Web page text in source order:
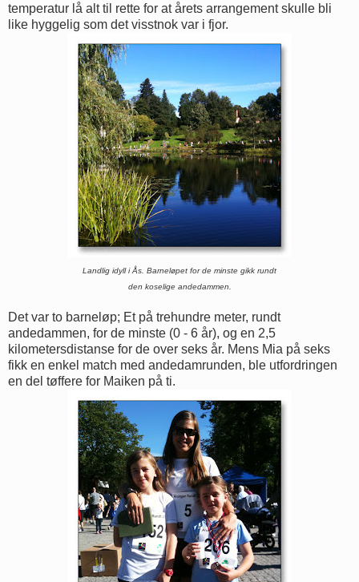
temperatur lå alt til rette for at årets arrangement skulle bli
like hyggelig som det visstnok var i fjor.
Landlig idyll i Ås. Barneløpet for de minste gikk rundt
den koselige andedammen.
Det var to barneløp; Et på trehundre meter, rundt
andedammen, for de minste (0 - 6 år), og en 2,5
kilometersdistanse for de over seks år. Mens Mia på seks
fikk en enkel match med andedamrunden, ble utfordringen
en del tøffere for Maiken på ti.